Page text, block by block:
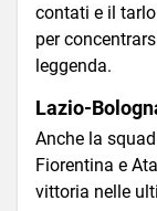
contati e il
per
leggenda.
Lazio-
Anche la
Fiorentina e
vittoria nelle